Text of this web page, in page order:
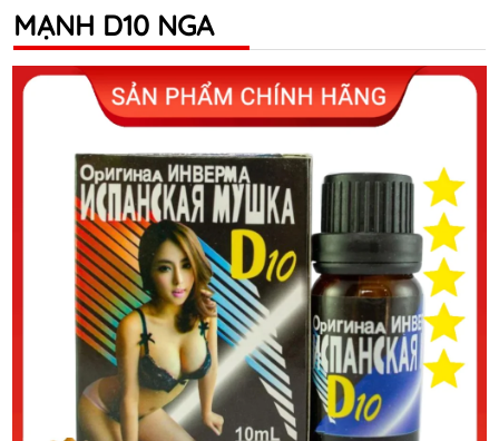
THUỐC VIÊN KÍCH DỤC NAM
SẢN PHẨM KHÁC
TIN TỨC & BLOG
MẠNH D10 NGA